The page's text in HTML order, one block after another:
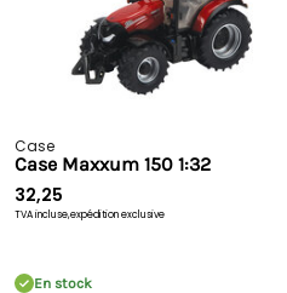
Case
Case Maxxum 150 1:32
32,25
TVA incluse,expédition exclusive
En stock